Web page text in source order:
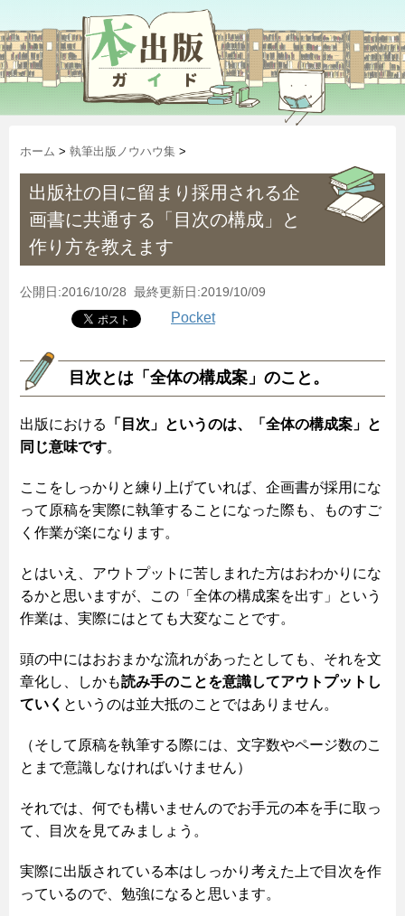
ホーム > 執筆出版ノウハウ集 >
出版社の目に留まり採用される企
画書に共通する「目次の構成」と
作り方を教えます
公開日:2016/10/28 最終更新日:2019/10/09
Pocket
目次とは「全体の構成案」のこと。
出版における
「目次」というのは、「全体の構成案」と
同じ意味です。
ここをしっかりと練り上げていれば、企画書が採用にな
って原稿を実際に執筆することになった際も、ものすご
く作業が楽になります。
とはいえ、アウトプットに苦しまれた方はおわかりにな
るかと思いますが、この「全体の構成案を出す」という
作業は、実際にはとても大変なことです。
頭の中にはおおまかな流れがあったとしても、それを文
章化し、しかも読み手のことを意識してアウトプットし
ていく というのは並大抵のことではありません。
（そして原稿を執筆する際には、文字数やページ数のこ
とまで意識しなければいけません）
それでは、何でも構いませんのでお手元の本を手に取っ
て、目次を見てみましょう。
実際に出版されている本はしっかり考えた上で目次を作
っているので、勉強になると思います。